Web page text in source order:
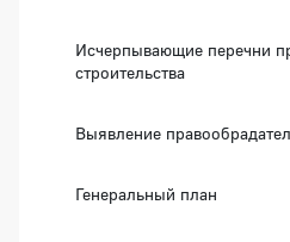
Исчерпывающие перечни
строительства
Выявление
Генеральный план